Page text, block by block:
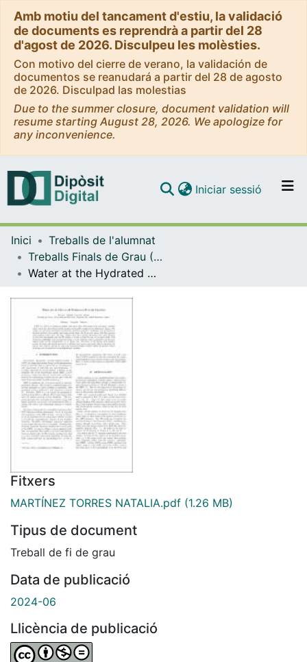
Amb motiu del tancament d'estiu, la validació
de documents es reprendrà a partir del 28
d'agost de 2026. Disculpeu les molèsties.
Con motivo del cierre de verano, la validación de
documentos se reanudará a partir del 28 de agosto
de 2026. Disculpad las molestias
Due to the summer closure, document validation will
resume starting August 28, 2026. We apologize for
any inconvenience.
Navega per tot el DD
Iniciar sessió (current)
Inici
Treballs de l'alumnat
Treballs Finals de Grau (TFG) - Física
Water at the Hydrated Membrane-Protein Interface
Fitxers
MARTÍNEZ TORRES NATALIA.pdf (1.26 MB)
Tipus de document
Treball de fi de grau
Data de publicació
2024-06
Llicència de publicació